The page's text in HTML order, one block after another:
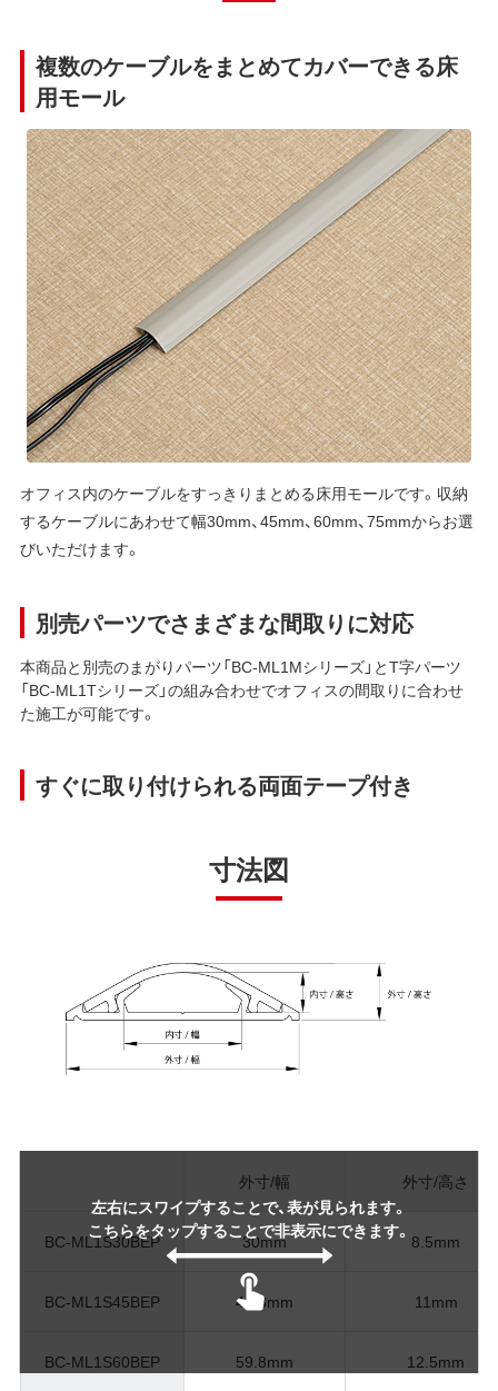
複数のケーブルをまとめてカバーできる床
用モール
オフィス内のケーブルをすっきりまとめる床用モールです。収納
するケーブルにあわせて幅30mm、45mm、60mm、75mmからお選
びいただけます。
別売パーツでさまざまな間取りに対応
本商品と別売のまがりパーツ「BC-ML1Mシリーズ」とT字パーツ
「BC-ML1Tシリーズ」の組み合わせでオフィスの間取りに合わせ
た施工が可能です。
すぐに取り付けられる両面テープ付き
寸法図
左右にスワイプすることで、表が見られます。
こちらをタップすることで非表示にできます。
外寸/幅 外寸/高さ
BC-ML1S30BEP 30mm 8.5mm
BC-ML1S45BEP 44.8mm 11mm
BC-ML1S60BEP 59.8mm 12.5mm